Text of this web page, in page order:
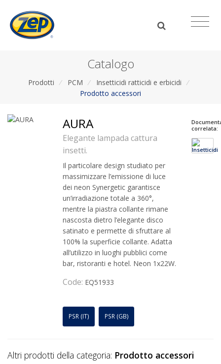
Catalogo
Prodotti / PCM / Insetticidi ratticidi e erbicidi /
Prodotto accessori
AURA
Elegante lampada cattura
insetti.
Il particolare design studiato per
massimizzare l’emissione di luce
dei neon Synergetic garantisce
un’irradiazione totale a 360°,
mentre la piastra collante rimane
nascosta dietro l’elegante disco
satinato e permette di sfruttare al
100% la superficie collante. Adatta
all’utilizzo in luoghi pubblici come
bar, ristoranti e hotel. Neon 1x22W.
Code: EQ51933
PSR (IT) PSR (GB)
correlata:
Altri prodotti della categoria: Prodotto accessori